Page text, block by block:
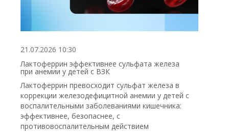
21.07.2026 10:30
Лактоферрин эффективнее сульфата железа
при анемии у детей с ВЗК
Лактоферрин превосходит сульфат железа в
коррекции железодефицитной анемии у детей с
воспалительными заболеваниями кишечника:
эффективнее, безопаснее, с
противовоспалительным действием